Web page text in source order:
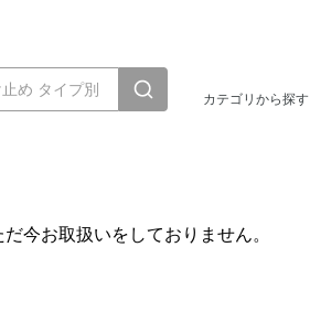
カテゴリから探す
今お取扱いをしておりません。